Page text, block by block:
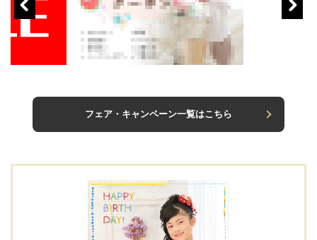
フェア・キャンペーン一覧はこちら